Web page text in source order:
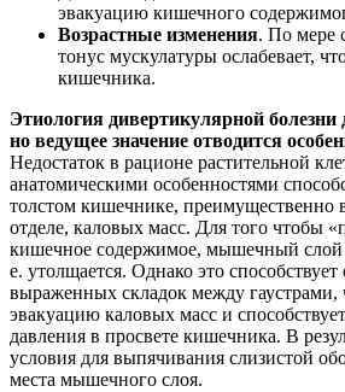
эвакуацию кишечного
Возрастные изменения. По мере
тонус мускулатуры ослабевает,
кишечника.
Этиология дивертикулярной болезни
но ведущее значение отводится
Недостаток в рационе растительной
анатомическими особенностями
толстом кишечнике, преимущественно
отделе, каловых масс. Для того чтобы
кишечное содержимое, мышечный слой
е. утолщается. Однако это
выраженных складок между гаустрами,
эвакуацию каловых масс и
давления в просвете кишечника. В
условия для выпячивания слизистой
места мышечного слоя.